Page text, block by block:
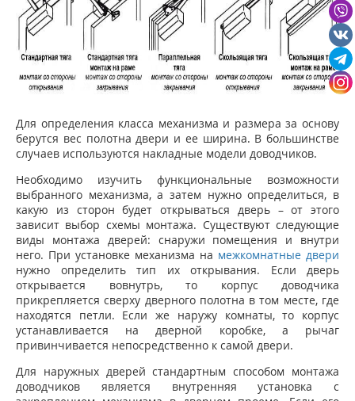
Для определения класса механизма и размера за основу
берутся вес полотна двери и ее ширина. В большинстве
случаев используются накладные модели доводчиков.
Необходимо изучить функциональные возможности
выбранного механизма, а затем нужно определиться, в
какую из сторон будет открываться дверь – от этого
зависит выбор схемы монтажа. Существуют следующие
виды монтажа дверей: снаружи помещения и внутри
него. При установке механизма на межкомнатные двери
нужно определить тип их открывания. Если дверь
открывается вовнутрь, то корпус доводчика
прикрепляется сверху дверного полотна в том месте, где
находятся петли. Если же наружу комнаты, то корпус
устанавливается на дверной коробке, а рычаг
привинчивается непосредственно к самой двери.
Для наружных дверей стандартным способом монтажа
доводчиков является внутренняя установка с